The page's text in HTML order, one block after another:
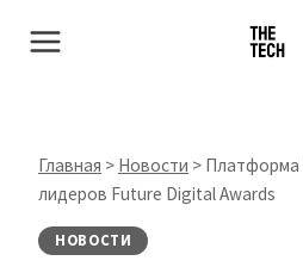
Главная > Новости > Платформа
лидеров Future Digital Awards
НОВОСТИ